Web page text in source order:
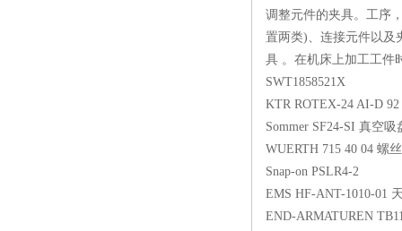
调整元件的夹具。工序
置两类)、连接元件以及
具 。在机床上加工工件
SWT1858521X
KTR ROTEX-24 AI-
Sommer SF24-SI
WUERTH 715 40
Snap-on PSLR4-
EMS HF-ANT-
END-ARMATUREN